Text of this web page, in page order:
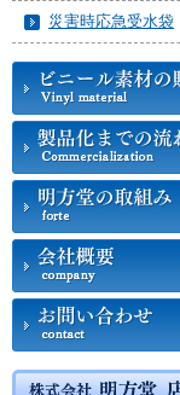
災害時応急受水袋